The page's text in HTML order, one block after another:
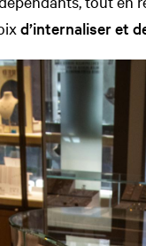
d’internaliser et